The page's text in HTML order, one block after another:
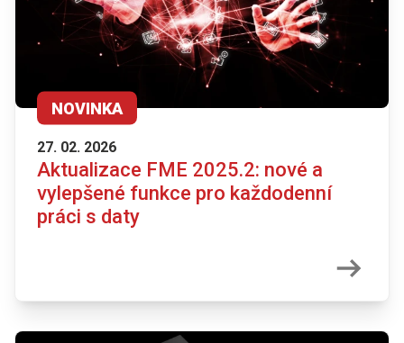
NOVINKA
27. 02. 2026
Aktualizace FME 2025.2: nové a
vylepšené funkce pro každodenní
práci s daty